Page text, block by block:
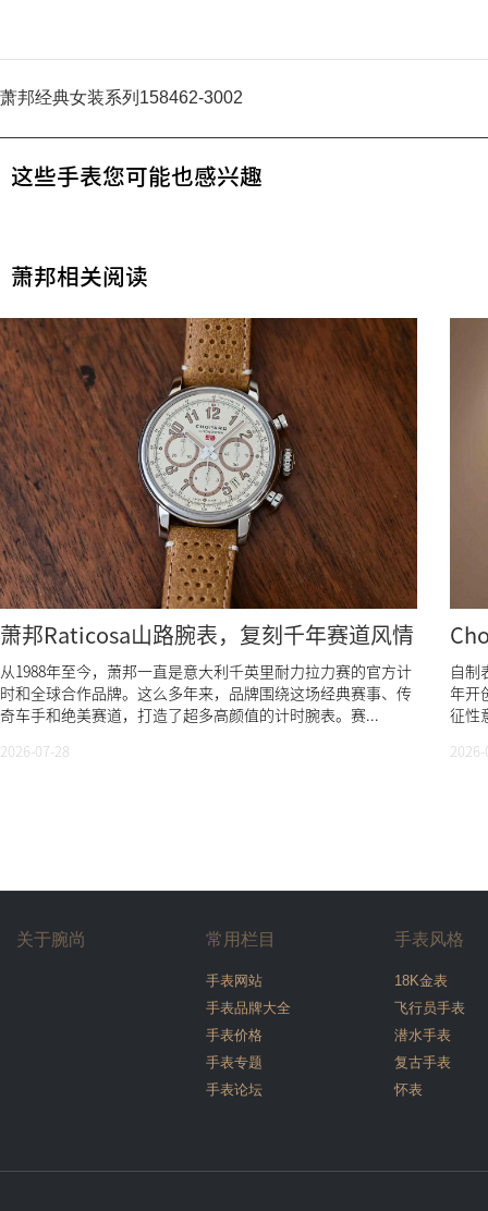
萧邦经典女装系列158462-3002
这些手表您可能也感兴趣
萧邦相关阅读
萧邦Raticosa山路腕表，复刻千年赛道风情
从1988年至今，萧邦一直是意大利千英里耐力拉力赛的官方计
时和全球合作品牌。这么多年来，品牌围绕这场经典赛事、传
奇车手和绝美赛道，打造了超多高颜值的计时腕表。赛...
2026-07-28
自制
年开
征性
关于腕尚 常用栏目
手表网站
手表品牌大全
手表价格
手表专题
手表论坛
手表风格
18K金表
飞行员手表
潜水手表
复古手表
怀表